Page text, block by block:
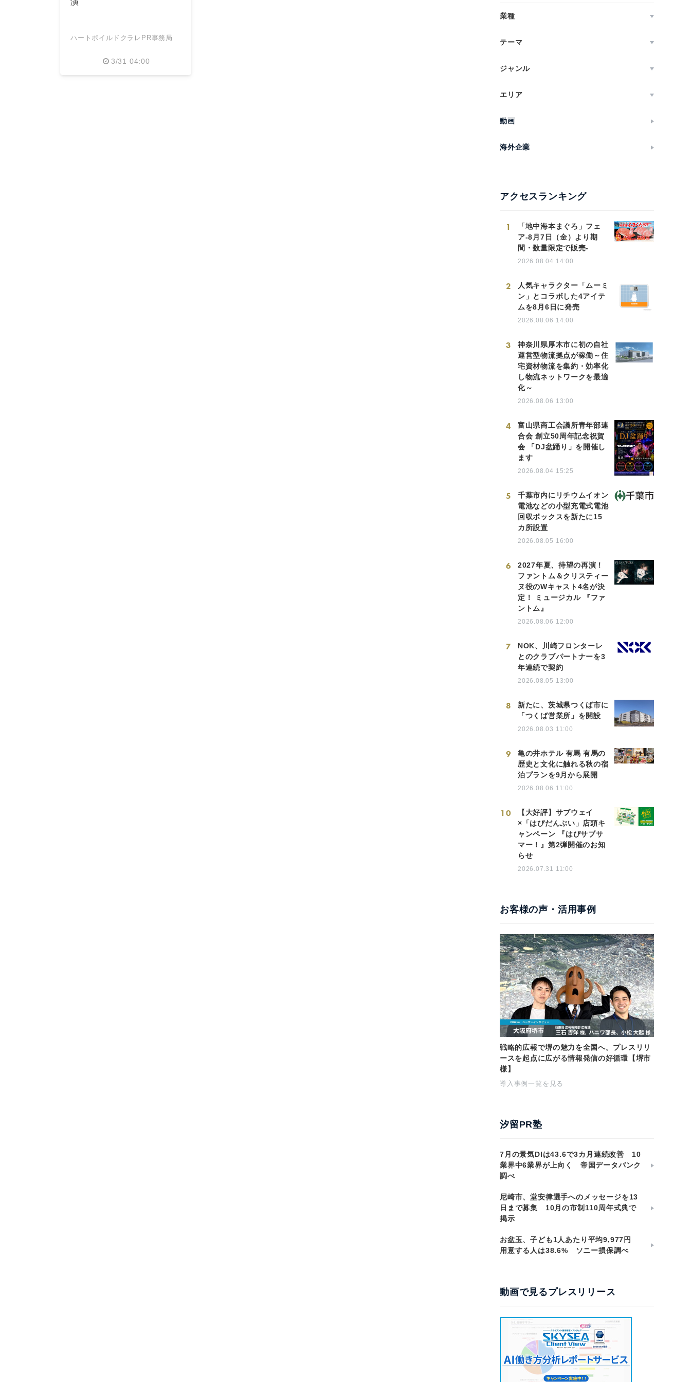
演
ハートボイルドクラレPR事務局
3/31 04:00
業種
テーマ
ジャンル
エリア
動画
海外企業
アクセスランキング
1
「地中海本まぐろ」フェ
ア-8月7日（金）より期
間・数量限定で販売-
2026.08.04 14:00
2
人気キャラクター「ムーミ
ン」とコラボした4アイテ
ムを8月6日に発売
2026.08.06 14:00
3
神奈川県厚木市に初の自社
運営型物流拠点が稼働～住
宅資材物流を集約・効率化
し物流ネットワークを最適
化～
2026.08.06 13:00
4
富山県商工会議所青年部連
合会 創立50周年記念祝賀
会 「DJ盆踊り」を開催し
ます
2026.08.04 15:25
5
千葉市内にリチウムイオン
電池などの小型充電式電池
回収ボックスを新たに15
カ所設置
2026.08.05 16:00
6
2027年夏、待望の再演！
ファントム＆クリスティー
ヌ役のWキャスト4名が決
定！ ミュージカル 『ファ
ントム』
2026.08.06 12:00
7
NOK、川崎フロンターレ
とのクラブパートナーを3
年連続で契約
2026.08.05 13:00
8
新たに、茨城県つくば市に
「つくば営業所」を開設
2026.08.03 11:00
9
亀の井ホテル 有馬 有馬の
歴史と文化に触れる秋の宿
泊プランを9月から展開
2026.08.06 11:00
10
【大好評】サブウェイ
×「はぴだんぶい」店頭キ
ャンペーン 『はぴサブサ
マー！』第2弾開催のお知
らせ
2026.07.31 11:00
お客様の声・活用事例
戦略的広報で堺の魅力を全国へ。プレスリリ
ースを起点に広がる情報発信の好循環【堺市
様】
導入事例一覧を見る
汐留PR塾
7月の景気DIは43.6で3カ月連続改善 10
業界中6業界が上向く 帝国データバンク
調べ
尼崎市、堂安律選手へのメッセージを13
日まで募集 10月の市制110周年式典で
掲示
お盆玉、子ども1人あたり平均9,977円
用意する人は38.6% ソニー損保調べ
動画で見るプレスリリース